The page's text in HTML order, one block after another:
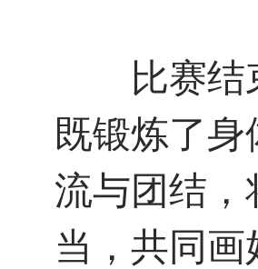
比赛结束
既锻炼了
流与团结
当，共同